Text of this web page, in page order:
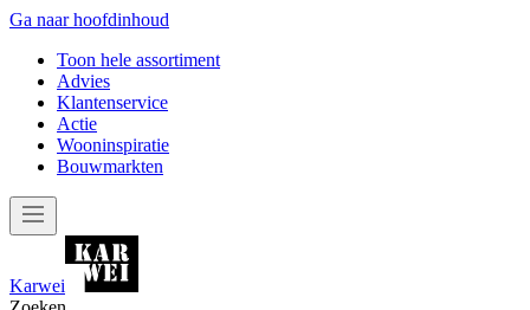
Ga naar hoofdinhoud
Toon hele assortiment
Advies
Klantenservice
Actie
Wooninspiratie
Bouwmarkten
Karwei